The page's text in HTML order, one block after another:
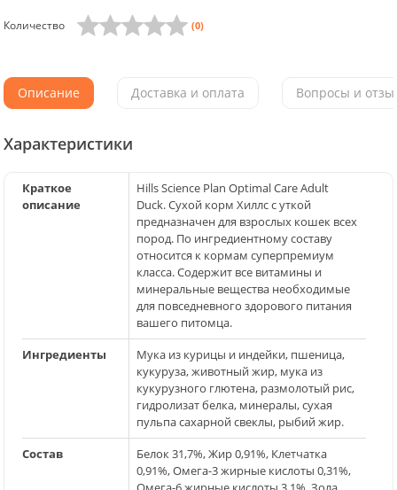
Количество (0)
Описание Доставка и оплата Вопросы и
Характеристики
Краткое
описание
Hills Science Plan Optimal Care Adult
Duck. Сухой корм Хиллс с уткой
предназначен для взрослых кошек всех
пород. По ингредиентному составу
относится к кормам суперпремиум
класса. Содержит все витамины и
минеральные вещества необходимые
для повседневного здорового питания
вашего питомца.
Ингредиенты
Мука из курицы и индейки, пшеница,
кукуруза, животный жир, мука из
кукурузного глютена, размолотый рис,
гидролизат белка, минералы, сухая
пульпа сахарной свеклы, рыбий жир.
Состав
Белок 31,7%, Жир 0,91%, Клетчатка
0,91%, Омега-3 жирные кислоты 0,31%,